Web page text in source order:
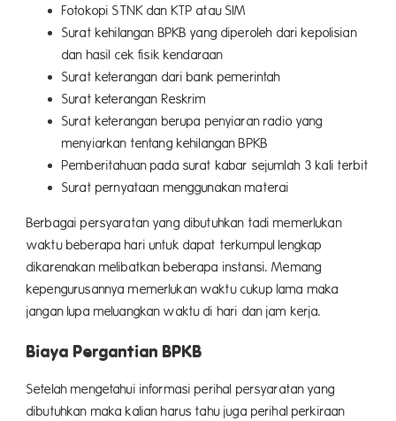
Fotokopi STNK dan KTP atau SIM
Surat kehilangan BPKB yang diperoleh dari kepolisian
dan hasil cek fisik kendaraan
Surat keterangan dari bank pemerintah
Surat keterangan Reskrim
Surat keterangan berupa penyiaran radio yang
menyiarkan tentang kehilangan BPKB
Pemberitahuan pada surat kabar sejumlah 3 kali terbit
Surat pernyataan menggunakan materai
Berbagai persyaratan yang dibutuhkan tadi memerlukan
waktu beberapa hari untuk dapat terkumpul lengkap
dikarenakan melibatkan beberapa instansi. Memang
kepengurusannya memerlukan waktu cukup lama maka
jangan lupa meluangkan waktu di hari dan jam kerja.
Biaya Pergantian BPKB
Setelah mengetahui informasi perihal persyaratan yang
dibutuhkan maka kalian harus tahu juga perihal perkiraan